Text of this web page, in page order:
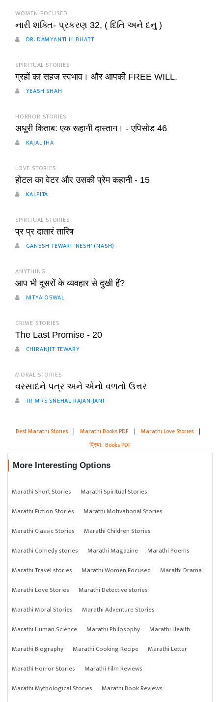
WOMEN FOCUSED
નારી શક્તિ- પ્રકરણ 32, ( દિતિ અને દનુ )
DR. DAMYANTI H. BHATT
SPIRITUAL STORIES
ग्रहों का सहज स्वभाव। और आपकी FREE WILL.
YEASH SHAH
HORROR STORIES
अधूरी किताब: एक रूहानी दास्तान। - एपिसोड 46
KAJAL JHA
LOVE STORIES
होटल का वेटर और उसकी प्रेम कहानी - 15
KALPITA
SPIRITUAL STORIES
प्र प्र दातारं तारिष
GANESH TEWARI 'NESH' (NASH)
ANYTHING
आप भी दूसरों के व्यवहार से दुखी हैं?
NITYA OSWAL
CRIME STORIES
The Last Promise - 20
CHIRANJIT TEWARY
MORAL STORIES
વરસાદને પત્ર અને એનો વળતો ઉત્તર
TR MRS SNEHAL RAJAN JANI
Best Marathi Stories | Marathi Books PDF | Marathi Love Stories |
प्रिया... Books PDF
More Interesting Options
Marathi Short Stories
Marathi Spiritual Stories
Marathi Fiction Stories
Marathi Motivational Stories
Marathi Classic Stories
Marathi Children Stories
Marathi Comedy stories
Marathi Magazine
Marathi Poems
Marathi Travel stories
Marathi Women Focused
Marathi Drama
Marathi Love Stories
Marathi Detective stories
Marathi Moral Stories
Marathi Adventure Stories
Marathi Human Science
Marathi Philosophy
Marathi Health
Marathi Biography
Marathi Cooking Recipe
Marathi Letter
Marathi Horror Stories
Marathi Film Reviews
Marathi Mythological Stories
Marathi Book Reviews